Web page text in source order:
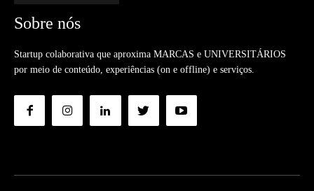
Sobre nós
Startup colaborativa que aproxima MARCAS e UNIVERSITÁRIOS
por meio de conteúdo, experiências (on e offline) e serviços.